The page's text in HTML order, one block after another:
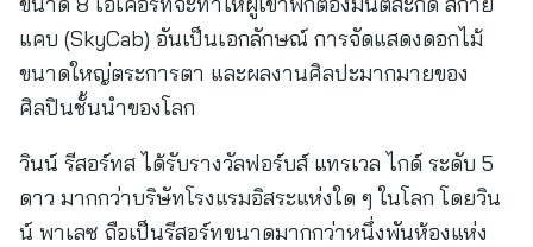
แคบ (SkyCab) อันเป็นเอกลักษณ์ การจัดแสดงดอกไม้
ขนาดใหญ่ตระการตา และผลงานศิลปะมากมายของ
ศิลปินชั้นนำของโลก
วินน์ รีสอร์ทส ได้รับรางวัลฟอร์บส์ แทรเวล ไกด์ ระดับ 5
ดาว มากกว่าบริษัทโรงแรมอิสระแห่งใด ๆ ในโลก โดยวิน
น์ พาเลซ ถือเป็นรีสอร์ทขนาดมากกว่าหนึ่งพันห้องแห่ง